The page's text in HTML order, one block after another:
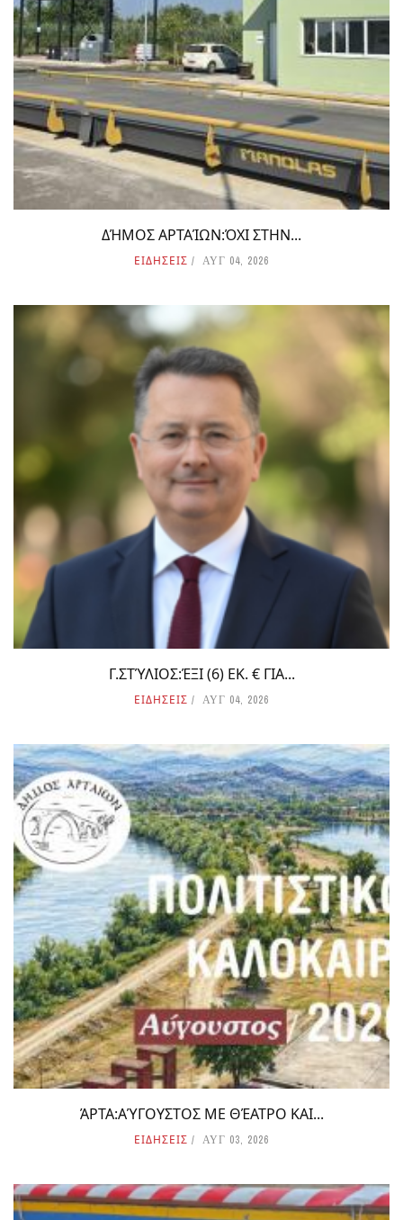
ΔΉΜΟΣ ΑΡΤΑΊΩΝ:ΌΧΙ ΣΤΗΝ...
ΕΙΔΗΣΕΙΣ ΑΥΓ 04, 2026
Γ.ΣΤΎΛΙΟΣ:ΈΞΙ (6) ΕΚ. € ΓΙΑ...
ΕΙΔΗΣΕΙΣ ΑΥΓ 04, 2026
ΆΡΤΑ:ΑΎΓΟΥΣΤΟΣ ΜΕ ΘΈΑΤΡΟ ΚΑΙ...
ΕΙΔΗΣΕΙΣ ΑΥΓ 03, 2026